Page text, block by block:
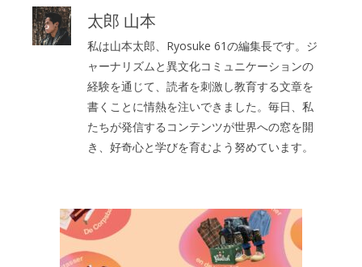
太郎 山本
私は山本太郎、Ryosuke 61の編集長です。ジ
ャーナリズムと異文化コミュニケーションの
経験を通じて、読者を刺激し教育する文章を
書くことに情熱を注いできました。毎日、私
たちが発信するコンテンツが世界への窓を開
き、好奇心と学びを育むよう努めています。